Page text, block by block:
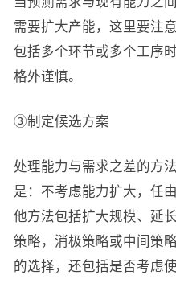
需要扩大产能，这里要注
包括多个环节或多个工序
格外谨慎。
③制定候选方案
处理能力与需求之差的方
是：不考虑能力扩大，任
他方法包括扩大规模、延
策略，消极策略或中间策
的选择，还包括是否考虑